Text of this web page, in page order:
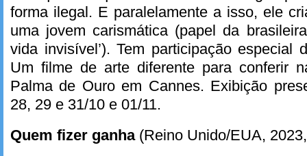
forma ilegal. E paralelamente a isso, ele
uma jovem carismática (papel da
vida invisível’). Tem participação especial
Um filme de arte diferente para conferir
Palma de Ouro em Cannes. Exibição
28, 29 e 31/10 e 01/11.
Quem fizer ganha (Reino Unido/EUA,